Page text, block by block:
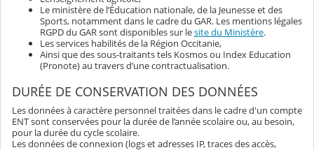
Le ministère de l’Éducation nationale, de la Jeunesse et des
Sports, notamment dans le cadre du GAR. Les mentions légales
RGPD du GAR sont disponibles sur lesite du Ministère.
Les services habilités de la Région Occitanie,
Ainsi que des sous-traitants tels Kosmos ou Index Education
(Pronote) au travers d’une contractualisation.
DURÉE DE CONSERVATION DES DONNÉES
Les données à caractère personnel traitées dans le cadre d'un compte
ENT sont conservées pour la durée de l’année scolaire ou, au besoin,
pour la durée du cycle scolaire.
Les données de connexion (logs et adresses IP, traces des accès,